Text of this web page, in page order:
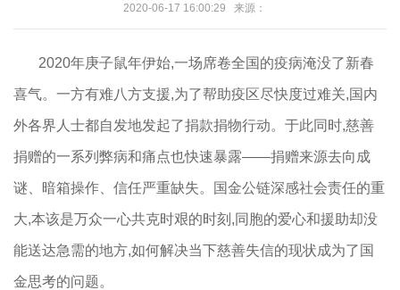
o
2020-06-17 16:00:29 来源：
2020年庚子鼠年伊始,一场席卷全国的疫病淹没了新春
喜气。一方有难八方支援,为了帮助疫区尽快度过难关,国内
外各界人士都自发地发起了捐款捐物行动。于此同时,慈善
捐赠的一系列弊病和痛点也快速暴露——捐赠来源去向成
谜、暗箱操作、信任严重缺失。国金公链深感社会责任的重
大,本该是万众一心共克时艰的时刻,同胞的爱心和援助却没
能送达急需的地方,如何解决当下慈善失信的现状成为了国
金思考的问题。